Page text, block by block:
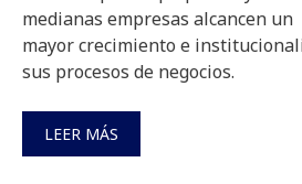
medianas empresas alcancen un
mayor crecimiento e
sus procesos de negocios.
LEER MÁS